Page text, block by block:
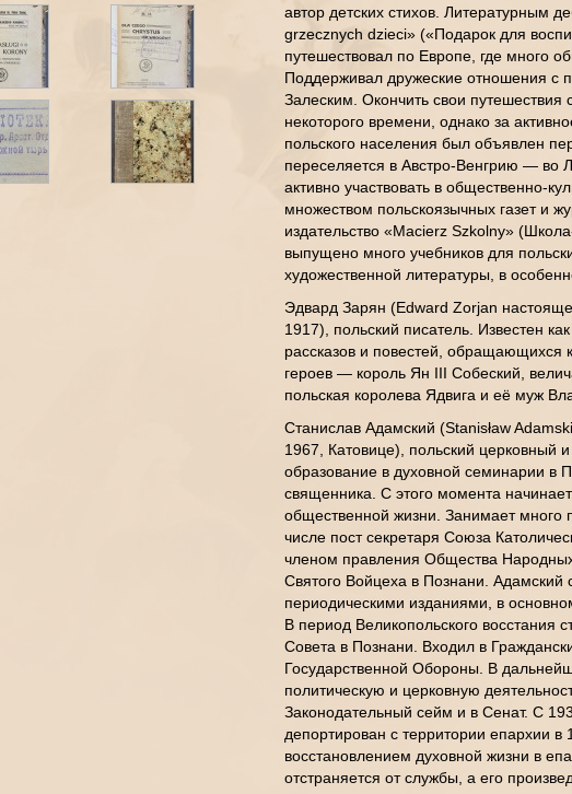
автор детских стихов. Литературным
grzecznych dzieci» («Подарок для
путешествовал по Европе, где много
Поддерживал дружеские отношения с
Залеским. Окончить свои
некоторого времени, однако за
польского населения был объявлен
переселяется в Австро-Венгрию — во
активно участвовать в общественно-
множеством польскоязычных газет и
издательство «Macierz Szkolny»
выпущено много учебников для
художественной литературы, в
Эдвард Зарян (Edward Zorjan
1917), польский писатель. Известен
рассказов и повестей, обращающихся
героев — король Ян III Собеский,
польская королева Ядвига и её муж
Станислав Адамский (Stanisław
1967, Катовице), польский церковный
образование в духовной семинарии в
священника. С этого момента
общественной жизни. Занимает много
числе пост секретаря Союза
членом правления Общества
Святого Войцеха в Познани. Адамский
периодическими изданиями, в
В период Великопольского восстания
Совета в Познани. Входил в
Государственной Обороны. В
политическую и церковную
Законодательный сейм и в Сенат. С
депортирован с территории епархии
восстановлением духовной жизни в
отстраняется от службы, а его